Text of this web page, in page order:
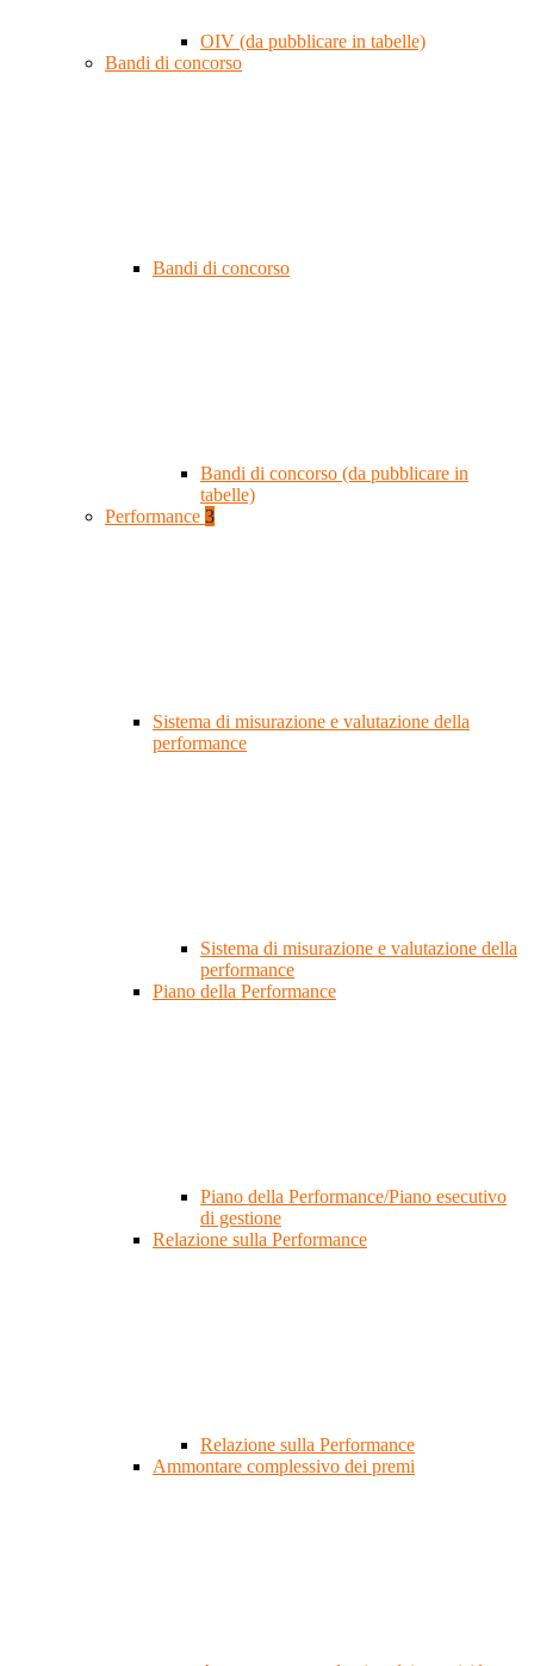
OIV (da pubblicare in tabelle)
Bandi di concorso
Bandi di concorso
Bandi di concorso (da pubblicare in
tabelle)
Performance 3
Sistema di misurazione e valutazione della
performance
Sistema di misurazione e valutazione della
performance
Piano della Performance
Piano della Performance/Piano esecutivo
di gestione
Relazione sulla Performance
Relazione sulla Performance
Ammontare complessivo dei premi